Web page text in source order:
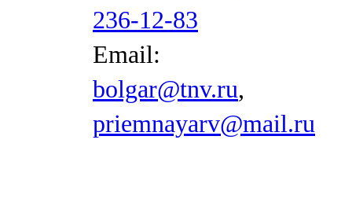
236-12-83
Email:
bolgar@tnv.ru,
priemnayarv@mail.ru